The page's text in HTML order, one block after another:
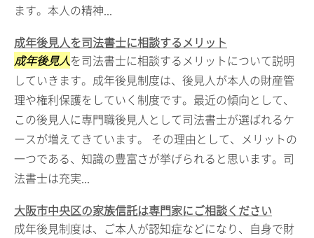
ます。本人の精神...
成年後見人を司法書士に相談するメリット
成年後見人を司法書士に相談するメリットについて説明
していきます。成年後見制度は、後見人が本人の財産管
理や権利保護をしていく制度です。最近の傾向として、
この後見人に専門職後見人として司法書士が選ばれるケ
ースが増えてきています。 その理由として、メリットの
一つである、知識の豊富さが挙げられると思います。司
法書士は充実...
大阪市中央区の家族信託は専門家にご相談ください
成年後見制度は、ご本人が認知症などになり、自身で財